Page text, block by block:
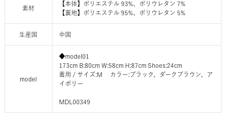
素材
【本体】ポリエステル 93%、ポリウレタン 7%
【裏地】ポリエステル 95%、ポリウレタン 5%
生産国 中国
model
◆model01
173cm B:80cm W:58cm H:87cm Shoes:24cm
着用 / サイズ:M カラー:ブラック、ダークブラウン、ア
イボリー
MDL00349